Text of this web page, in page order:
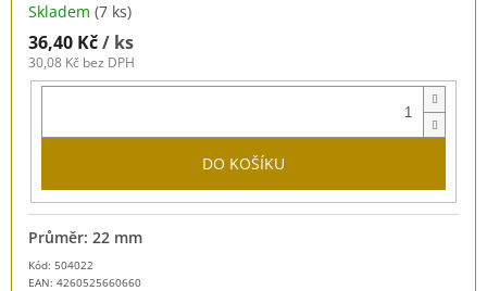
Skladem (7 ks)
36,40 Kč/ ks
30,08 Kč bez DPH
DO KOŠÍKU
Kód: 504022
EAN: 4260525660660
Průměr: 22 mm